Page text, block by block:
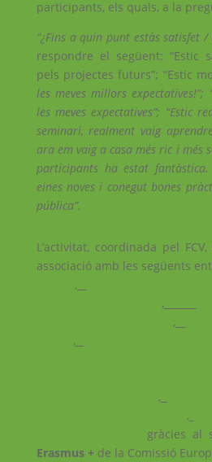
participants, els quals, a la
“¿Fins a quin punt estàs satisfet /
respondre el següent: “Estic
pels projectes futurs”; “Estic
les meves millors expectatives!”;
les meves expectatives”; “Estic
seminari, realment vaig
ara em vaig a casa més ric i més
participants ha estat
eines noves i conegut bones
pública”.
L’activitat, coordinada pel
associació amb les següents
,
,
,
,
,
,
gràcies al
Erasmus +de la Comissió